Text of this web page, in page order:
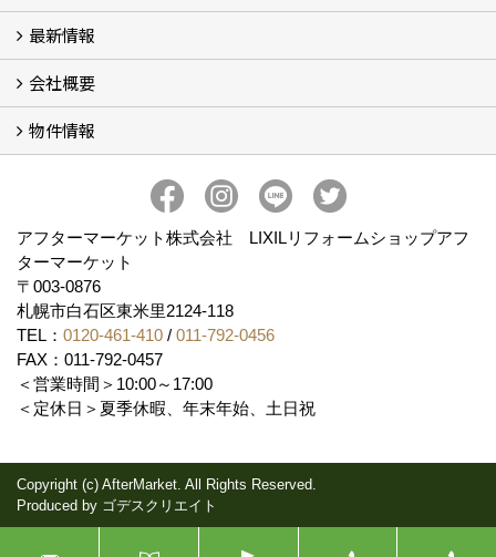
玄関ドアリフォーム
内窓交換・外窓交換・ガラス交換 (18)
最新情報
補助金情報
各種キャンペーン (2)
会社概要
会社概要
コンセプト
アクセス
スタッフ紹介
スタッフブログ
プライバシーポリシー
アフターメンテナンス
お客様サポート
事業紹介
物件情報
アフターマーケット株式会社 LIXILリフォームショップアフ
ターマーケット
〒003-0876
札幌市白石区東米里2124-118
TEL： 0120-461-410 / 011-792-0456
FAX：011-792-0457
＜営業時間＞10:00～17:00
＜定休日＞夏季休暇、年末年始、土日祝
Copyright (c) AfterMarket. All Rights Reserved.
Produced by ゴデスクリエイト